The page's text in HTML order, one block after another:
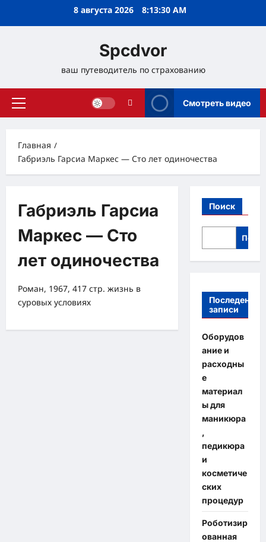
8 августа 2026 8:13:30 AM
Spcdvor
ваш путеводитель по страхованию
Основное
Смотреть видео
Главная
Габриэль Гарсиа Маркес — Сто лет одиночества
Габриэль Гарсиа
Маркес — Сто
лет одиночества
Роман, 1967, 417 стр. жизнь в
суровых условиях
Поиск
Поиск
Последение
записи
Оборудов
ание и
расходны
е
материал
ы для
маникюра
,
педикюра
и
косметиче
ских
процедур
Роботизир
ованная